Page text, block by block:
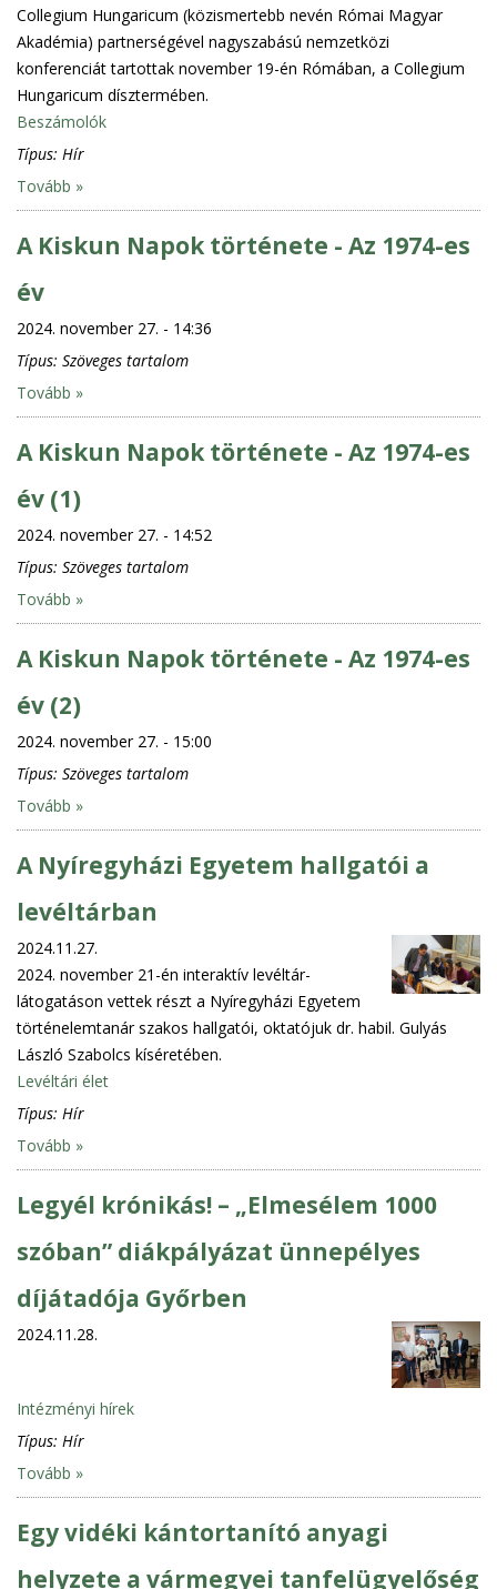
Collegium Hungaricum (közismertebb nevén Római Magyar
Akadémia) partnerségével nagyszabású nemzetközi
konferenciát tartottak november 19-én Rómában, a Collegium
Hungaricum dísztermében.
Beszámolók
Típus: Hír
Tovább »
A Kiskun Napok története - Az 1974-es
év
2024. november 27. - 14:36
Típus: Szöveges tartalom
Tovább »
A Kiskun Napok története - Az 1974-es
év (1)
2024. november 27. - 14:52
Típus: Szöveges tartalom
Tovább »
A Kiskun Napok története - Az 1974-es
év (2)
2024. november 27. - 15:00
Típus: Szöveges tartalom
Tovább »
A Nyíregyházi Egyetem hallgatói a
levéltárban
2024.11.27.
2024. november 21-én interaktív levéltár-
látogatáson vettek részt a Nyíregyházi Egyetem
történelemtanár szakos hallgatói, oktatójuk dr. habil. Gulyás
László Szabolcs kíséretében.
Levéltári élet
Típus: Hír
Tovább »
Legyél krónikás! – „Elmesélem 1000
szóban” diákpályázat ünnepélyes
díjátadója Győrben
2024.11.28.
Intézményi hírek
Típus: Hír
Tovább »
Egy vidéki kántortanító anyagi
helyzete a vármegyei tanfelügyelőség